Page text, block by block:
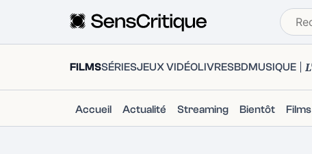
FILMSSÉRIESJEUX VIDÉOLIVRESBDMUSIQUE
Accueil Actualité Streaming Bientôt